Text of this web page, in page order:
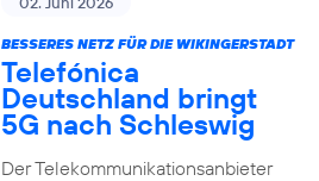
BESSERES NETZ FÜR DIE WIKINGERSTADT
Telefónica
Deutschland bringt
5G nach Schleswig
Der Telekommunikationsanbieter